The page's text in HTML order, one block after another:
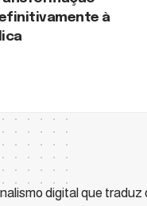
à
digital que traduz